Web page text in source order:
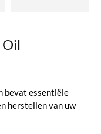
Oil
bevat essentiële
herstellen van uw